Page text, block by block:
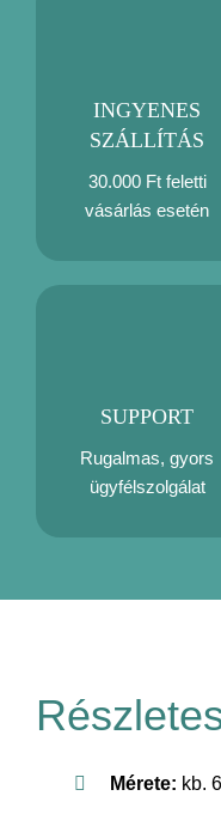
INGYENES
SZÁLLÍTÁS
30.000 Ft feletti
vásárlás esetén
SUPPORT
Rugalmas, gyors
ügyfélszolgálat
Mérete: kb.